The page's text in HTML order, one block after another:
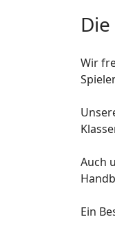
Wir
Auch
Ein